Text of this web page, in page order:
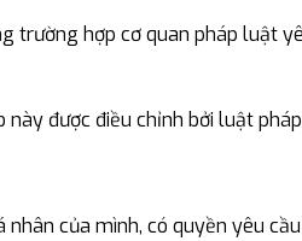
trường hợp cơ quan pháp luật
này được điều chỉnh bởi luật
của mình, có quyền yêu